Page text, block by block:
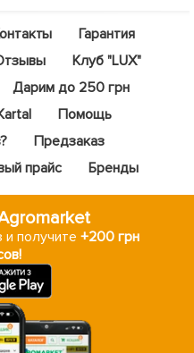
Гарантия
Клуб "LUX"
Дарим до 250 грн
Помощь
Предзаказ
прайс Бренды
получите +200 грн